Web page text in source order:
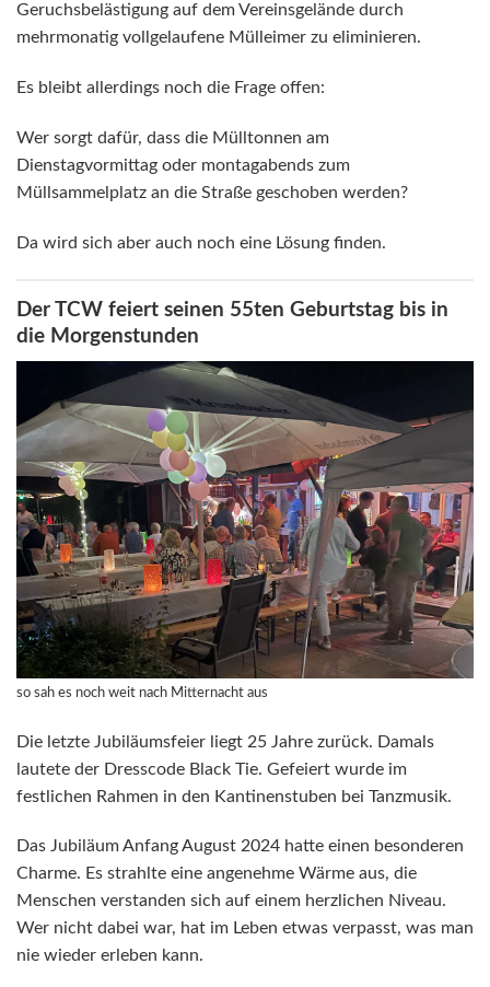
Geruchsbelästigung auf dem Vereinsgelände durch
mehrmonatig vollgelaufene Mülleimer zu eliminieren.
Es bleibt allerdings noch die Frage offen:
Wer sorgt dafür, dass die Mülltonnen am
Dienstagvormittag oder montagabends zum
Müllsammelplatz an die Straße geschoben werden?
Da wird sich aber auch noch eine Lösung finden.
Der TCW feiert seinen 55ten Geburtstag bis in
die Morgenstunden
so sah es noch weit nach Mitternacht aus
Die letzte Jubiläumsfeier liegt 25 Jahre zurück. Damals
lautete der Dresscode Black Tie. Gefeiert wurde im
festlichen Rahmen in den Kantinenstuben bei Tanzmusik.
Das Jubiläum Anfang August 2024 hatte einen besonderen
Charme. Es strahlte eine angenehme Wärme aus, die
Menschen verstanden sich auf einem herzlichen Niveau.
Wer nicht dabei war, hat im Leben etwas verpasst, was man
nie wieder erleben kann.